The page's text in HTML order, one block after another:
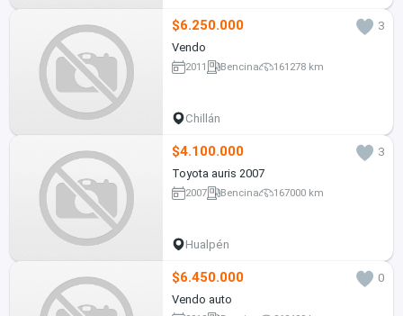
$6.250.000
3
Vendo
2011 Bencina 161278 km
Chillán
$4.100.000
3
Toyota auris 2007
2007 Bencina 167000 km
Hualpén
$6.450.000
0
Vendo auto